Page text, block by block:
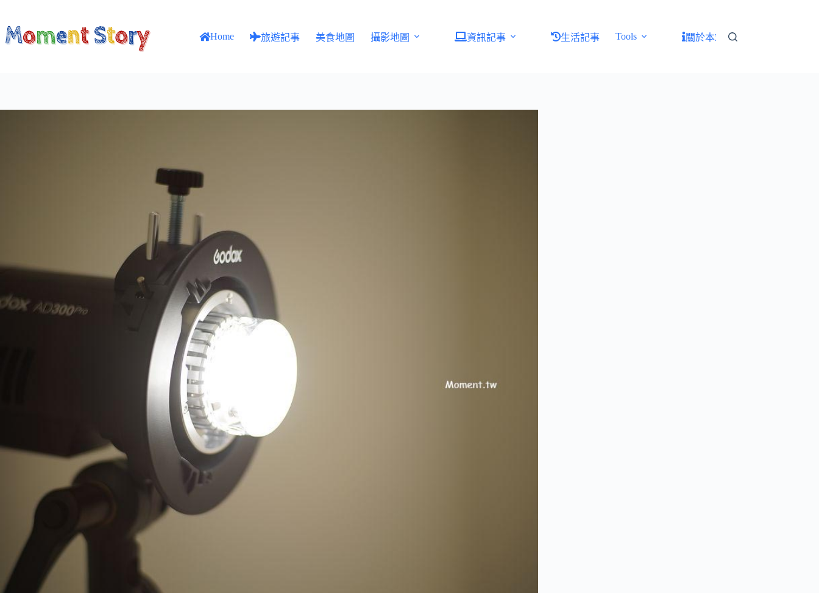
主
Home 旅遊記事 美食地圖 攝影地圖 資訊記事 生活記事 Tools 關於本站